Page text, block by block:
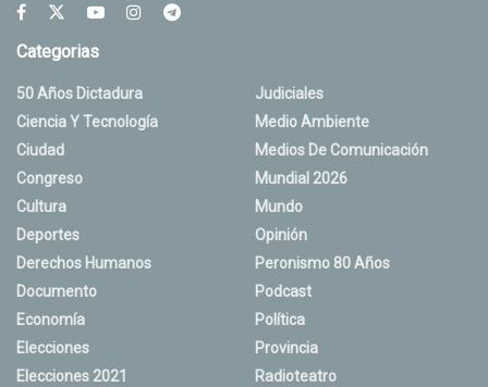
Categorias
50 Años Dictadura
Ciencia Y Tecnología
Ciudad
Congreso
Cultura
Deportes
Derechos Humanos
Documento
Economía
Elecciones
Elecciones 2021
Judiciales
Medio Ambiente
Medios De Comunicación
Mundial 2026
Mundo
Opinión
Peronismo 80 Años
Podcast
Política
Provincia
Radioteatro